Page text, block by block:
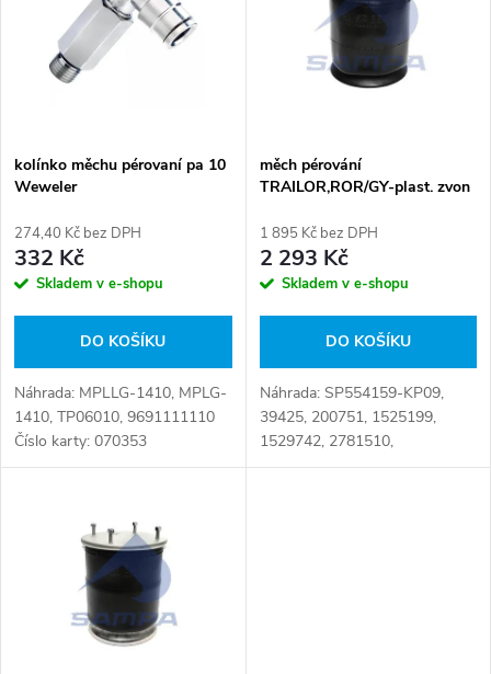
p
r
o
u
k
s
p
r
o
d
u
k
kolínko měchu pérovaní pa 10
Weweler
274,40 Kč bez DPH
332 Kč
Skladem v e-shopu
DO KOŠÍKU
Náhrada: MPLLG-1410, MPLG-
1410, TP06010, 9691111110
Číslo karty: 070353
měch pérování
TRAILOR,ROR/GY-plast. zvon
1 895 Kč bez DPH
2 293 Kč
Skladem v e-shopu
DO KOŠÍKU
Náhrada: SP554159-KP09,
39425, 200751, 1525199,
1529742, 2781510,
A1.04159.PP09, M 001774,